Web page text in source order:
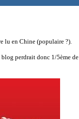
lu en Chine (populaire ?).
perdrait donc 1/5ème de